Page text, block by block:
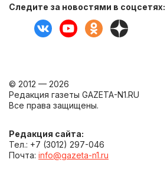
Следите за новостями в соцсетях:
© 2012 — 2026
Редакция газеты GAZETA-N1.RU
Все права защищены.
Редакция сайта:
Тел.: +7 (3012) 297-046
Почта: info@gazeta-n1.ru